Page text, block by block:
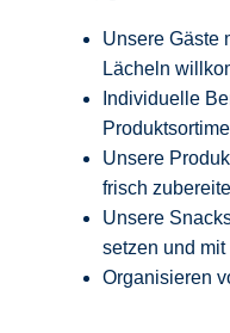
Unsere Gäste
Lächeln w
Individuelle
Unsere
frisch
Unsere
setzen und
Organisieren